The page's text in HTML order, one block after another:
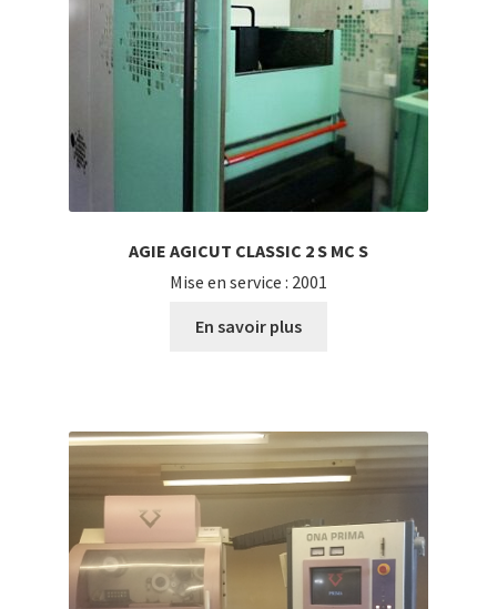
AGIE AGICUT CLASSIC 2 S MC S
Mise en service : 2001
En savoir plus